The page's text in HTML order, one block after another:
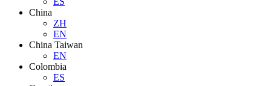
China
ZH
EN
China Taiwan
EN
Colombia
ES